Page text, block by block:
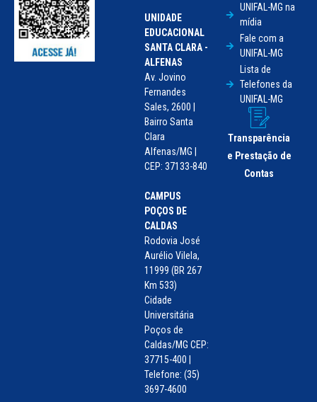
UNIDADE
EDUCACIONAL
SANTA CLARA -
ALFENAS
Av. Jovino
Fernandes
Sales, 2600 |
Bairro Santa
Clara
Alfenas/MG |
CEP: 37133-840
CAMPUS
POÇOS DE
CALDAS
Rodovia José
Aurélio Vilela,
11999 (BR 267
Km 533)
Cidade
Universitária
Poços de
Caldas/MG CEP:
37715-400 |
Telefone: (35)
3697-4600
UNIFAL-MG na
mídia
Fale com a
UNIFAL-MG
Lista de
Telefones da
UNIFAL-MG
Transparência
e Prestação de
Contas